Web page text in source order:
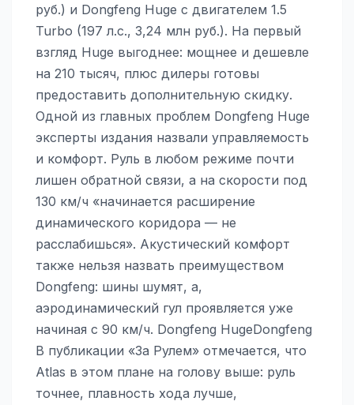
руб.) и Dongfeng Huge с двигателем 1.5
Turbo (197 л.с., 3,24 млн руб.). На первый
взгляд Huge выгоднее: мощнее и дешевле
на 210 тысяч, плюс дилеры готовы
предоставить дополнительную скидку.
Одной из главных проблем Dongfeng Huge
эксперты издания назвали управляемость
и комфорт. Руль в любом режиме почти
лишен обратной связи, а на скорости под
130 км/ч «начинается расширение
динамического коридора — не
расслабишься». Акустический комфорт
также нельзя назвать преимуществом
Dongfeng: шины шумят, а,
аэродинамический гул проявляется уже
начиная с 90 км/ч. Dongfeng HugeDongfeng
В публикации «За Рулем» отмечается, что
Atlas в этом плане на голову выше: руль
точнее, плавность хода лучше,